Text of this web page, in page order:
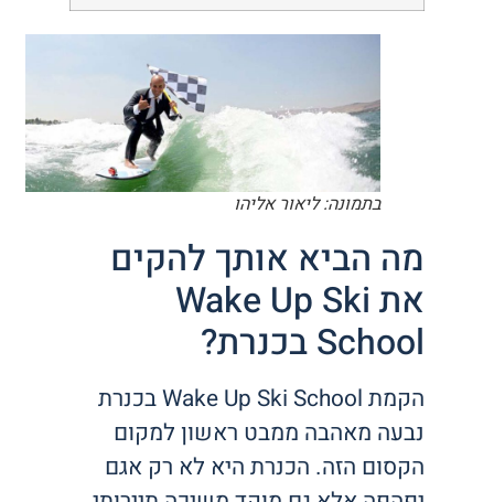
בתמונה: ליאור אליהו
מה הביא אותך להקים
את Wake Up Ski
School בכנרת?
הקמת Wake Up Ski School בכנרת
נבעה מאהבה ממבט ראשון למקום
הקסום הזה. הכנרת היא לא רק אגם